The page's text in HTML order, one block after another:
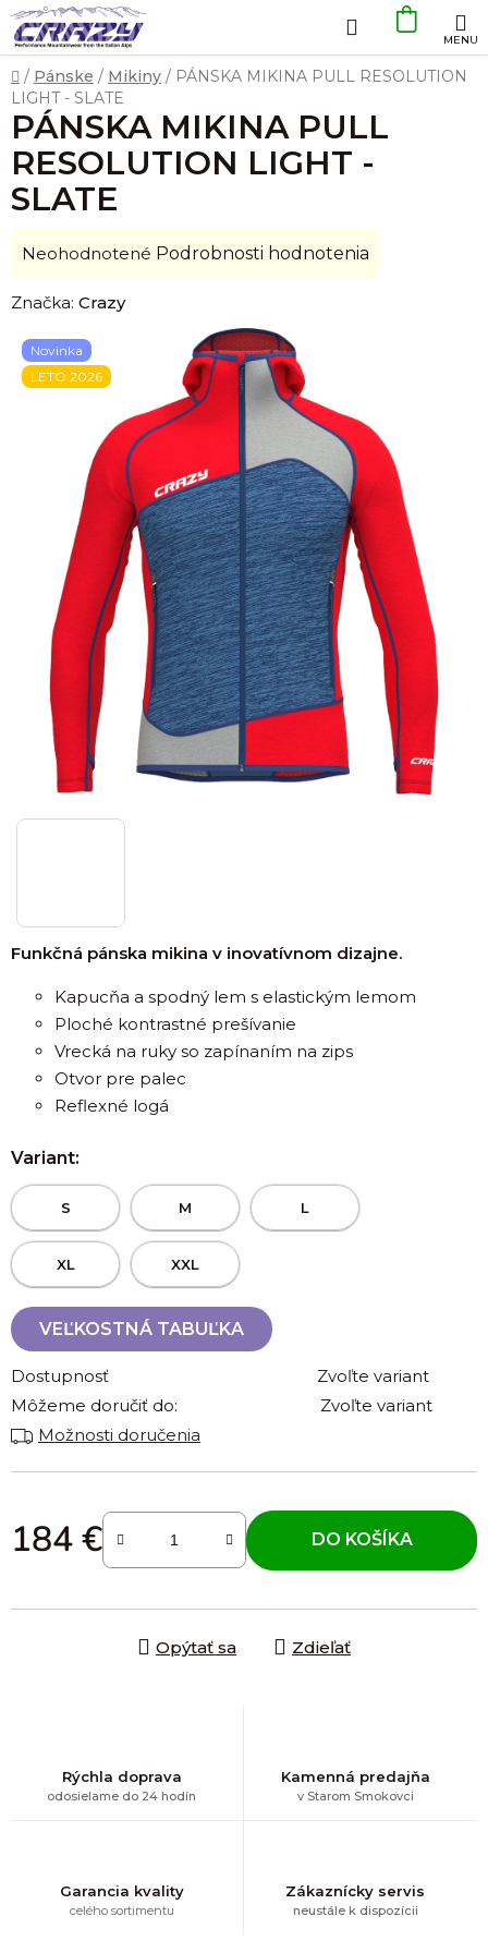
Prejsť
na
obsah
Hľadať
KOŠÍK
Domov
/ Pánske / Mikiny / PÁNSKA MIKINA PULL RESOLUTION
LIGHT - SLATE
Funkčná pánska mikina v inovatívnom dizajne.
Kapucňa a spodný lem s elastickým lemom
Ploché kontrastné prešívanie
Vrecká na ruky so zapínaním na zips
Otvor pre palec
Reflexné logá
Variant:
S M L
XL XXL
VEĽKOSTNÁ TABUĽKA
Dostupnosť
Zvoľte variant
Môžeme doručiť do:
Zvoľte variant
Možnosti doručenia
184 €
Jednotková cena:
DO KOŠÍKA
Opýtať sa Zdieľať
PÁNSKA MIKINA PULL
RESOLUTION LIGHT -
SLATE
Priemerné
produktu
0,0
z
hviezdičiek.
Neohodnotené Podrobnosti hodnotenia
Značka: Crazy
Novinka
LETO 2026
Rýchla doprava
odosielame do 24 hodín
Kamenná predajňa
v Starom Smokovci
Garancia kvality
celého sortimentu
Zákaznícky servis
neustále k dispozícii